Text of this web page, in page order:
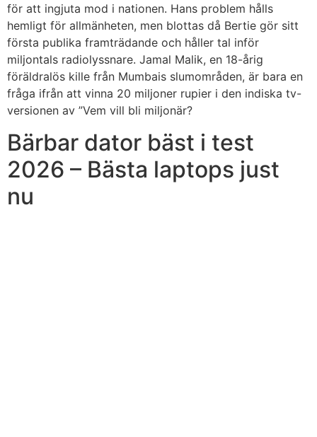
för att ingjuta mod i nationen. Hans problem hålls
hemligt för allmänheten, men blottas då Bertie gör sitt
första publika framträdande och håller tal inför
miljontals radiolyssnare. Jamal Malik, en 18-årig
föräldralös kille från Mumbais slumområden, är bara en
fråga ifrån att vinna 20 miljoner rupier i den indiska tv-
versionen av ”Vem vill bli miljonär?
Bärbar dator bäst i test
2026 – Bästa laptops just
nu